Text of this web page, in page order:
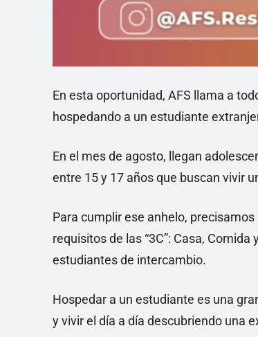
En esta oportunidad, AFS llama a
hospedando a un estudiante
En el mes de agosto, llegan
entre 15 y 17 años que buscan vivir
Para cumplir ese anhelo,
requisitos de las “3C”: Casa,
estudiantes de intercambio.
Hospedar a un estudiante es una
y vivir el día a día descubriendo una